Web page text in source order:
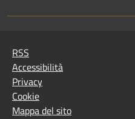
RSS
Accessibilità
Privacy
Cookie
Mappa del sito